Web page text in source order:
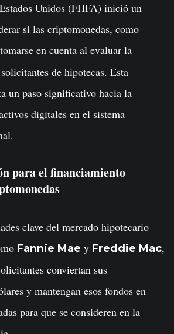
Unidos (FHFA) inició un
si las criptomonedas, como
en cuenta al evaluar la
de hipotecas. Esta
un paso significativo hacia la
digitales en el sistema
para el financiamiento
clave del mercado hipotecario
Fannie Mae y Freddie Mac,
conviertan sus
y mantengan esos fondos en
para que se consideren en la